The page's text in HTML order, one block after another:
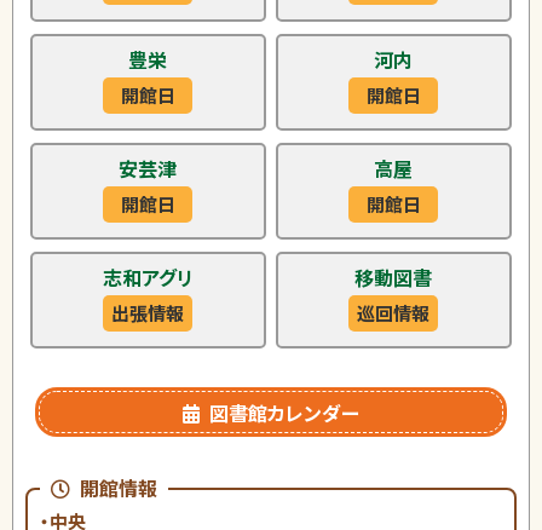
豊栄
開館日
河内
開館日
安芸津
開館日
高屋
開館日
志和アグリ
出張情報
移動図書
巡回情報
図書館カレンダー
開館情報
・中央